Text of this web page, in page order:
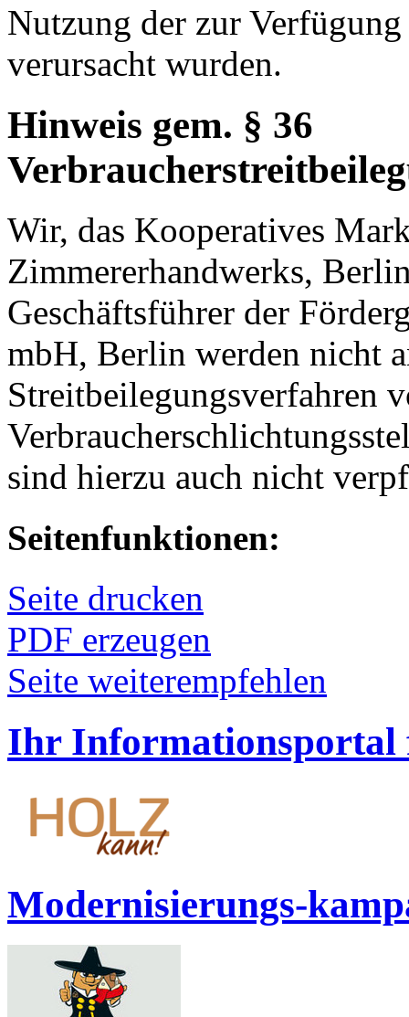
Nutzung der zur
verursacht wurden.
Hinweis gem. § 36
Wir, das Kooperatives
Zimmererhandwerks,
Geschäftsführer der
mbH, Berlin werden nicht
Streitbeilegungsverfahren
sind hierzu auch nicht
Seitenfunktionen:
Seite drucken
PDF erzeugen
Seite weiterempfehlen
Ihr Informationsportal
Modernisierungs-